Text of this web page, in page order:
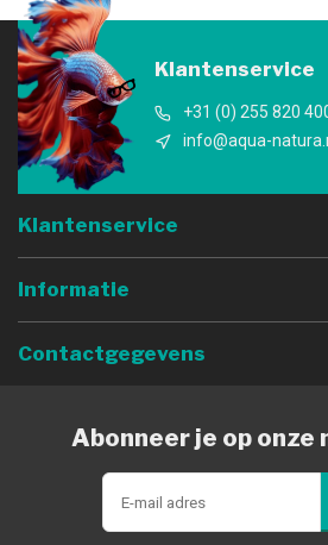
Klantenservice
+31 (0) 255 820
info@aqua-
Klantenservice
Informatie
Contactgegevens
Abonneer je op onze